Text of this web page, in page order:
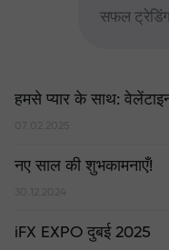
सफल
हमसे प्यार के साथ:
नए साल की शुभकामनाएँ!
30.12.2024
iFX EXPO दुबई 2025